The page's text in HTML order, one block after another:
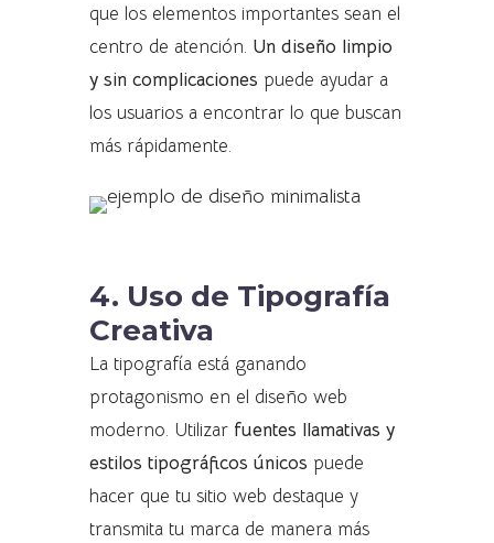
que los elementos importantes sean el
centro de atención. Un diseño limpio
y sin complicaciones puede ayudar a
los usuarios a encontrar lo que buscan
más rápidamente.
4. Uso de Tipografía
Creativa
La tipografía está ganando
protagonismo en el diseño web
moderno. Utilizar fuentes llamativas y
estilos tipográficos únicos puede
hacer que tu sitio web destaque y
transmita tu marca de manera más